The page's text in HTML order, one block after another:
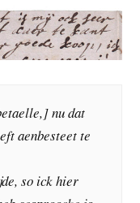
nu dat
aenbesteet te
so ick hier